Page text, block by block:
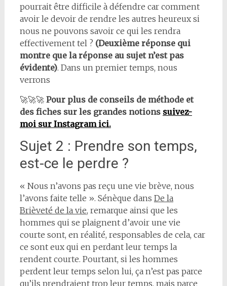
pourrait être difficile à défendre car comment
avoir le devoir de rendre les autres heureux si
nous ne pouvons savoir ce qui les rendra
effectivement tel ? (Deuxième réponse qui
montre que la réponse au sujet n’est pas
évidente). Dans un premier temps, nous
verrons
🚀🚀🚀 Pour plus de conseils de méthode et
des fiches sur les grandes notions suivez-
moi sur Instagram ici.
Sujet 2 : Prendre son temps,
est-ce le perdre ?
« Nous n’avons pas reçu une vie brève, nous
l’avons faite telle ». Sénèque dans De la
Brièveté de la vie, remarque ainsi que les
hommes qui se plaignent d’avoir une vie
courte sont, en réalité, responsables de cela, car
ce sont eux qui en perdant leur temps la
rendent courte. Pourtant, si les hommes
perdent leur temps selon lui, ça n’est pas parce
qu’ils prendraient trop leur temps, mais parce